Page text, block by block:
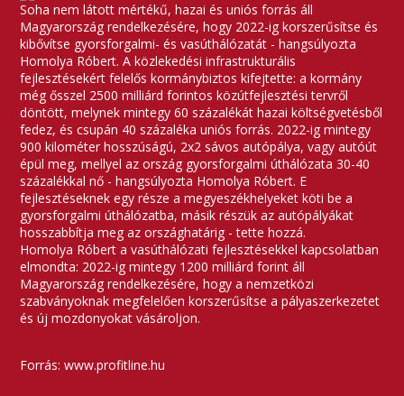
Soha nem látott mértékű, hazai és uniós forrás áll
Magyarország rendelkezésére, hogy 2022-ig korszerűsítse és
kibővítse gyorsforgalmi- és vasúthálózatát - hangsúlyozta
Homolya Róbert. A közlekedési infrastrukturális
fejlesztésekért felelős kormánybiztos kifejtette: a kormány
még ősszel 2500 milliárd forintos közútfejlesztési tervről
döntött, melynek mintegy 60 százalékát hazai költségvetésből
fedez, és csupán 40 százaléka uniós forrás. 2022-ig mintegy
900 kilométer hosszúságú, 2x2 sávos autópálya, vagy autóút
épül meg, mellyel az ország gyorsforgalmi úthálózata 30-40
százalékkal nő - hangsúlyozta Homolya Róbert. E
fejlesztéseknek egy része a megyeszékhelyeket köti be a
gyorsforgalmi úthálózatba, másik részük az autópályákat
hosszabbítja meg az országhatárig - tette hozzá.
Homolya Róbert a vasúthálózati fejlesztésekkel kapcsolatban
elmondta: 2022-ig mintegy 1200 milliárd forint áll
Magyarország rendelkezésére, hogy a nemzetközi
szabványoknak megfelelően korszerűsítse a pályaszerkezetet
és új mozdonyokat vásároljon.
Forrás: www.profitline.hu